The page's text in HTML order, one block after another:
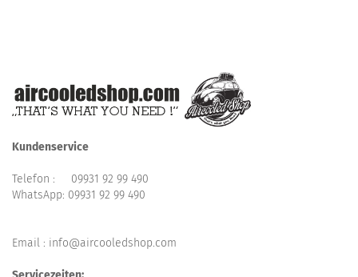
Kundenservice
Telefon : 09931 92 99 490
WhatsApp: 09931 92 99 490
Email : info@aircooledshop.com